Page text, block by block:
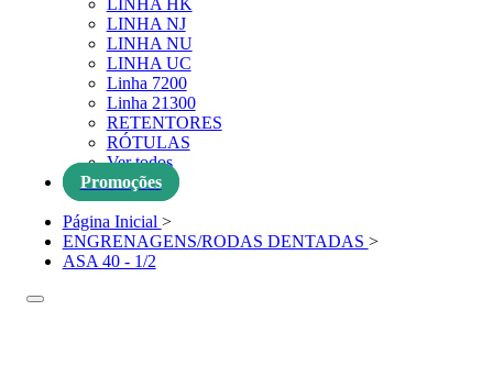
LINHA HK
LINHA NJ
LINHA NU
LINHA UC
Linha 7200
Linha 21300
RETENTORES
RÓTULAS
Ver todos
Promoções
Página Inicial >
ENGRENAGENS/RODAS DENTADAS >
ASA 40 - 1/2